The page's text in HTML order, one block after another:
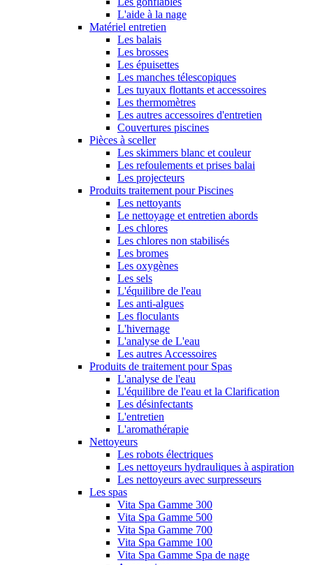
L'aide à la nage
Matériel entretien
Les balais
Les brosses
Les épuisettes
Les manches télescopiques
Les tuyaux flottants et accessoires
Les thermomètres
Les autres accessoires d'entretien
Couvertures piscines
Pièces à sceller
Les skimmers blanc et couleur
Les refoulements et prises balai
Les projecteurs
Produits traitement pour Piscines
Les nettoyants
Le nettoyage et entretien abords
Les chlores
Les chlores non stabilisés
Les bromes
Les oxygènes
Les sels
L'équilibre de l'eau
Les anti-algues
Les floculants
L'hivernage
L'analyse de L'eau
Les autres Accessoires
Produits de traitement pour Spas
L'analyse de l'eau
L'équilibre de l'eau et la Clarification
Les désinfectants
L'entretien
L'aromathérapie
Nettoyeurs
Les robots électriques
Les nettoyeurs hydrauliques à aspiration
Les nettoyeurs avec surpresseurs
Les spas
Vita Spa Gamme 300
Vita Spa Gamme 500
Vita Spa Gamme 700
Vita Spa Gamme 100
Vita Spa Gamme Spa de nage